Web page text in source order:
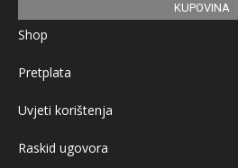
KUPOVINA
Shop
Pretplata
Uvjeti korištenja
Raskid ugovora